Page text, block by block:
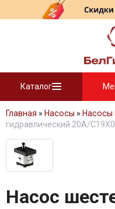
Каталог
Главная » Насосы » Насосы
гидравлический 20A/
Насос